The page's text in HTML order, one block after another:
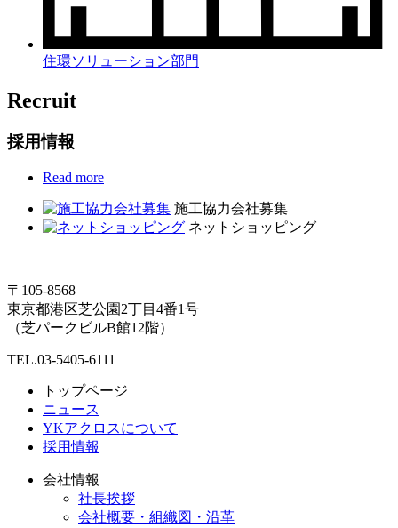
住環ソリューション部門
Recruit
採用情報
Read more
施工協力会社募集
ネットショッピング
〒105-8568
東京都港区芝公園2丁目4番1号
（芝パークビルB館12階）
TEL.03-5405-6111
トップページ
ニュース
YKアクロスについて
採用情報
会社情報
社長挨拶
会社概要・組織図・沿革